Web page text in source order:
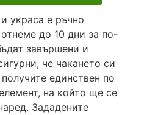
украса е ръчно
до 10 дни за по-
завършени и
че чакането си
единствен по
на който ще се
Зададените